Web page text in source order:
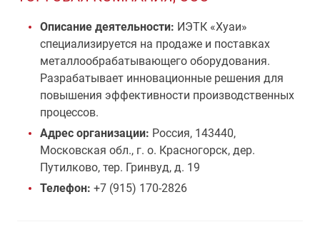
Описание деятельности: ИЭТК «Хуаи»
специализируется на продаже и поставках
металлообрабатывающего оборудования.
Разрабатывает инновационные решения для
повышения эффективности производственных
процессов.
Адрес организации: Россия, 143440,
Московская обл., г. о. Красногорск, дер.
Путилково, тер. Гринвуд, д. 19
Телефон: +7 (915) 170-2826